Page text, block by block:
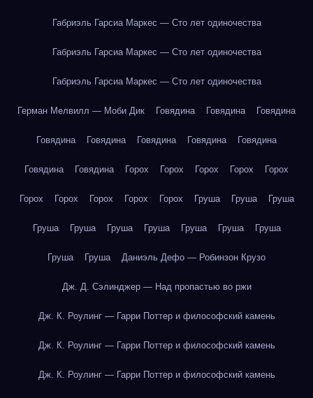
Габриэль Гарсиа Маркес — Сто лет одиночества
Габриэль Гарсиа Маркес — Сто лет одиночества
Габриэль Гарсиа Маркес — Сто лет одиночества
Герман Мелвилл — Моби Дик Говядина Говядина Говядина
Говядина Говядина Говядина Говядина Говядина
Говядина Говядина Горох Горох Горох Горох Горох
Горох Горох Горох Горох Горох Груша Груша Груша
Груша Груша Груша Груша Груша Груша Груша
Груша Груша Даниэль Дефо — Робинзон Крузо
Дж. Д. Сэлинджер — Над пропастью во ржи
Дж. К. Роулинг — Гарри Поттер и философский камень
Дж. К. Роулинг — Гарри Поттер и философский камень
Дж. К. Роулинг — Гарри Поттер и философский камень